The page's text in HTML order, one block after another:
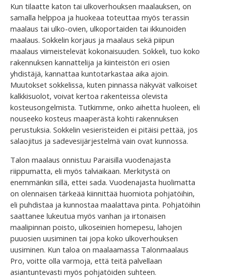
Kun tilaatte katon tai ulkoverhouksen maalauksen, on
samalla helppoa ja huokeaa toteuttaa myös terassin
maalaus tai ulko-ovien, ulkoportaiden tai ikkunoiden
maalaus. Sokkelin korjaus ja maalaus sekä piipun
maalaus viimeistelevät kokonaisuuden. Sokkeli, tuo koko
rakennuksen kannattelija ja kiinteistön eri osien
yhdistäjä, kannattaa kuntotarkastaa aika ajoin.
Muutokset sokkelissa, kuten pinnassa näkyvät valkoiset
kalkkisuolot, voivat kertoa rakenteissa olevista
kosteusongelmista. Tutkimme, onko aihetta huoleen, eli
nouseeko kosteus maaperästä kohti rakennuksen
perustuksia. Sokkelin vesieristeiden ei pitäisi pettää, jos
salaojitus ja sadevesijärjestelmä vain ovat kunnossa.
Talon maalaus onnistuu Paraisilla vuodenajasta
riippumatta, eli myös talviaikaan. Merkitystä on
enemmänkin sillä, ettei sada. Vuodenajasta huolimatta
on olennaisen tärkeää kiinnittää huomiota pohjatöihin,
eli puhdistaa ja kunnostaa maalattava pinta. Pohjatöihin
saattanee lukeutua myös vanhan ja irtonaisen
maalipinnan poisto, ulkoseinien homepesu, lahojen
puuosien uusiminen tai jopa koko ulkoverhouksen
uusiminen. Kun taloa on maalaamassa Talonmaalaus
Pro, voitte olla varmoja, että teitä palvellaan
asiantuntevasti myös pohjatöiden suhteen.